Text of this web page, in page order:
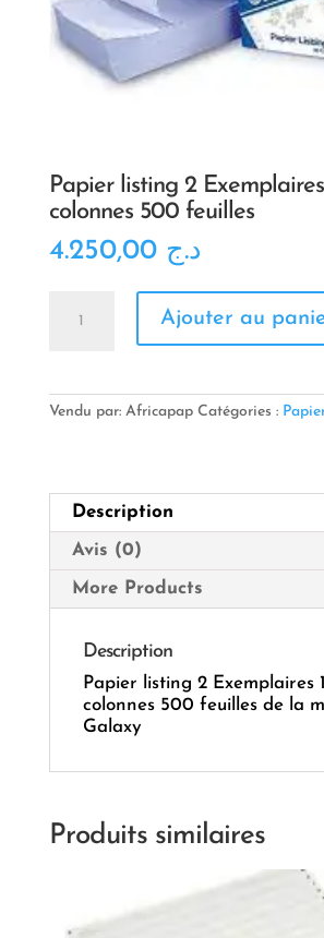
Papier listing 2 Exemplaires
colonnes 500 feuilles
د.ج 4.250,00
Exemplaires
feuilles
Ajouter au
Vendu par: Africapap Catégories :
Description
Avis (0)
More Products
Description
Papier listing 2 Exemplaires
colonnes 500 feuilles de la
Galaxy
Produits similaires